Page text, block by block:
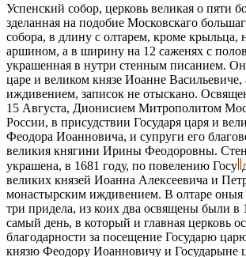
Успенский собор, церковь великая о пяти
зделанная на подобие Московскаго
собора, в длину с олтарем, кроме крыльца,
аршином, а в ширину на 12 саженях с
украшенная в нутри стенным писанием.
царе и великом князе Иоанне Васильевиче,
иждивением, записок не отыскано.
15 Августа, Дионисием Митрополитом
России, в присудствии Государя царя и
Феодора Иоанновича, и супруги его
великия княгини Ирины Феодоровны.
украшена, в 1681 году, по повелению Госу
великих князей Иоанна Алексеевича и
монастырским иждивением. В олтаре оныя
три придела, из коих два освящены были в
самый день, в который и главная церковь
благодарности за посещение Государю
князю Феодору Иоанновичу и Государыне